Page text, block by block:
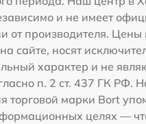
и не имеет
от производителя. Цены
сайте, носят
характер и не
п. 2 ст. 437 ГК РФ.
торговой марки Bort
целях —